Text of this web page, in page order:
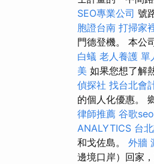
SEO專業公司 號
胞證台南 打掃家
門德登機。 本公
白蟻 老人養護 單
美 如果您想了解
偵探社 找台北會
的個人化優惠。
律師推薦 谷歌seo
ANALYTICS 台
和戈佐島。 外牆
邊境口岸）回家